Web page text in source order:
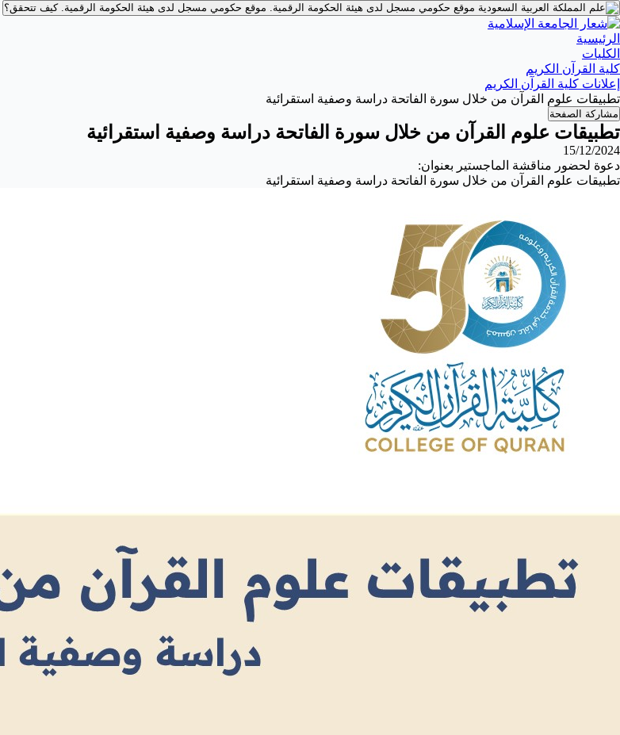
موقع حكومي مسجل لدى هيئة الحكومة الرقمية. موقع حكومي مسجل لدى هيئة الحكومة الرقمية.كيف تتحقق؟
الرئيسية
الكليات
كلية القرآن الكريم
إعلانات كلية القرآن الكريم
تطبيقات علوم القرآن من خلال سورة الفاتحة دراسة وصفية استقرائية
مشاركة الصفحة
تطبيقات علوم القرآن من خلال سورة الفاتحة دراسة وصفية استقرائية
15/12/2024
دعوة لحضور مناقشة‫ الماجستير بعنوان:
تطبيقات علوم القرآن من خلال سورة الفاتحة دراسة وصفية استقرائية